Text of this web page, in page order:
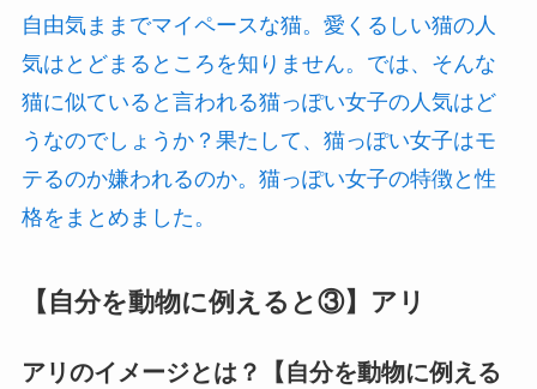
自由気ままでマイペースな猫。愛くるしい猫の人
気はとどまるところを知りません。では、そんな
猫に似ていると言われる猫っぽい女子の人気はど
うなのでしょうか？果たして、猫っぽい女子はモ
テるのか嫌われるのか。猫っぽい女子の特徴と性
格をまとめました。
【自分を動物に例えると③】アリ
アリのイメージとは？【自分を動物に例える